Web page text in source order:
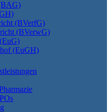
(BVerfG)
(BVerwG)
(EuGH)